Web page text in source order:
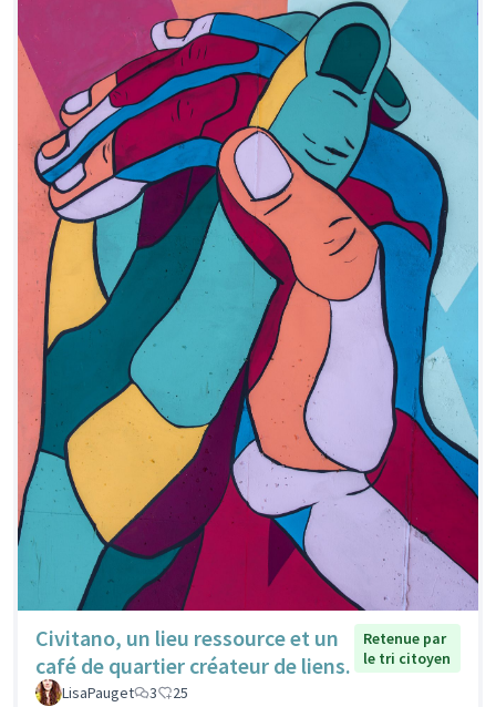
Civitano, un lieu ressource et un
café de quartier créateur de liens.
Retenue par
le tri citoyen
LisaPauget
3 25